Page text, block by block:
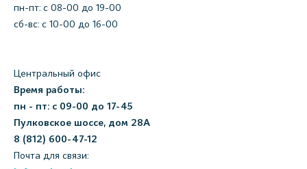
пн-пт: c 08-00 до 19-00
сб-вс: с 10-00 до 16-00
Центральный офис
Время работы:
пн - пт: с 09-00 до 17-45
Пулковское шоссе, дом 28А
8 (812) 600-47-12
Почта для связи: